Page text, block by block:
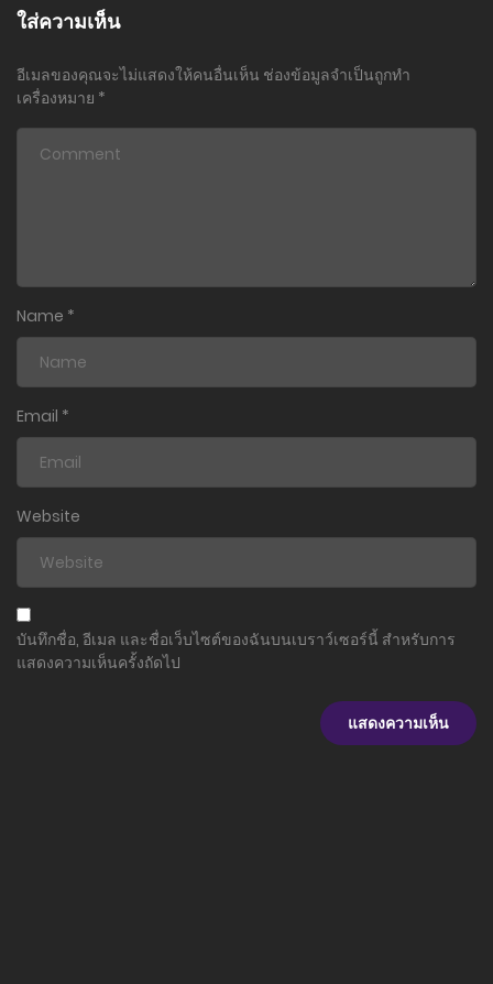
30 มิถุนายน 2024
30 มิถุนายน 2024
ตอนที่ 41
ตอนที่ 40
30 มิถุนายน 2024
ตอนที่ 39
30 มิถุนายน 2024
ตอนที่ 38
30 มิถุนายน 2024
ตอนที่ 37
30 มิถุนายน 2024
ใส่ความเห็น
อีเมลของคุณจะไม่แสดงให้คนอื่นเห็น ช่องข้อมูลจำเป็นถูกทำ
เครื่องหมาย *
Name *
Email *
Website
บันทึกชื่อ, อีเมล และชื่อเว็บไซต์ของฉันบนเบราว์เซอร์นี้ สำหรับการ
แสดงความเห็นครั้งถัดไป